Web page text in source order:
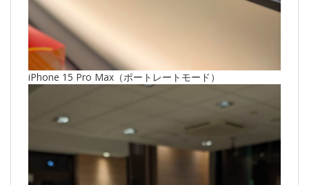
iPhone 15 Pro Max（ポートレートモード）